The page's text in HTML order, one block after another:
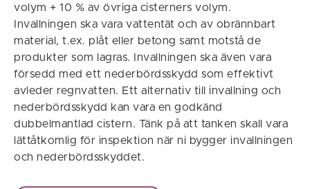
volym + 10 % av övriga cisterners volym.
Invallningen ska vara vattentät och av obrännbart
material, t.ex. plåt eller betong samt motstå de
produkter som lagras. Invallningen ska även vara
försedd med ett nederbördsskydd som effektivt
avleder regnvatten. Ett alternativ till invallning och
nederbördsskydd kan vara en godkänd
dubbelmantlad cistern. Tänk på att tanken skall vara
lättåtkomlig för inspektion när ni bygger invallningen
och nederbördsskyddet.